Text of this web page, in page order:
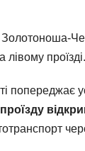
проїзді.
попереджає